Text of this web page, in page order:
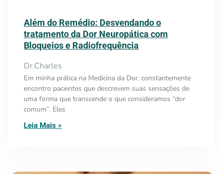
Além do Remédio: Desvendando o
tratamento da Dor Neuropática com
Bloqueios e Radiofrequência
Dr.Charles
Em minha prática na Medicina da Dor, constantemente
encontro pacientes que descrevem suas sensações de
uma forma que transcende o que consideramos “dor
comum”. Eles
Leia Mais »